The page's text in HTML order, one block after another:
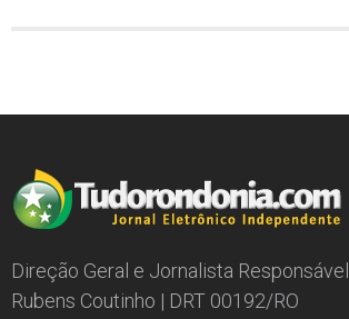
Direção Geral e Jornalista Responsável
Rubens Coutinho | DRT 00192/RO